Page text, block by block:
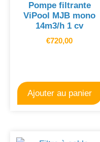
Pompe filtrante
ViPool MJB mono
14m3/h 1 cv
€720,00
Ajouter au panier